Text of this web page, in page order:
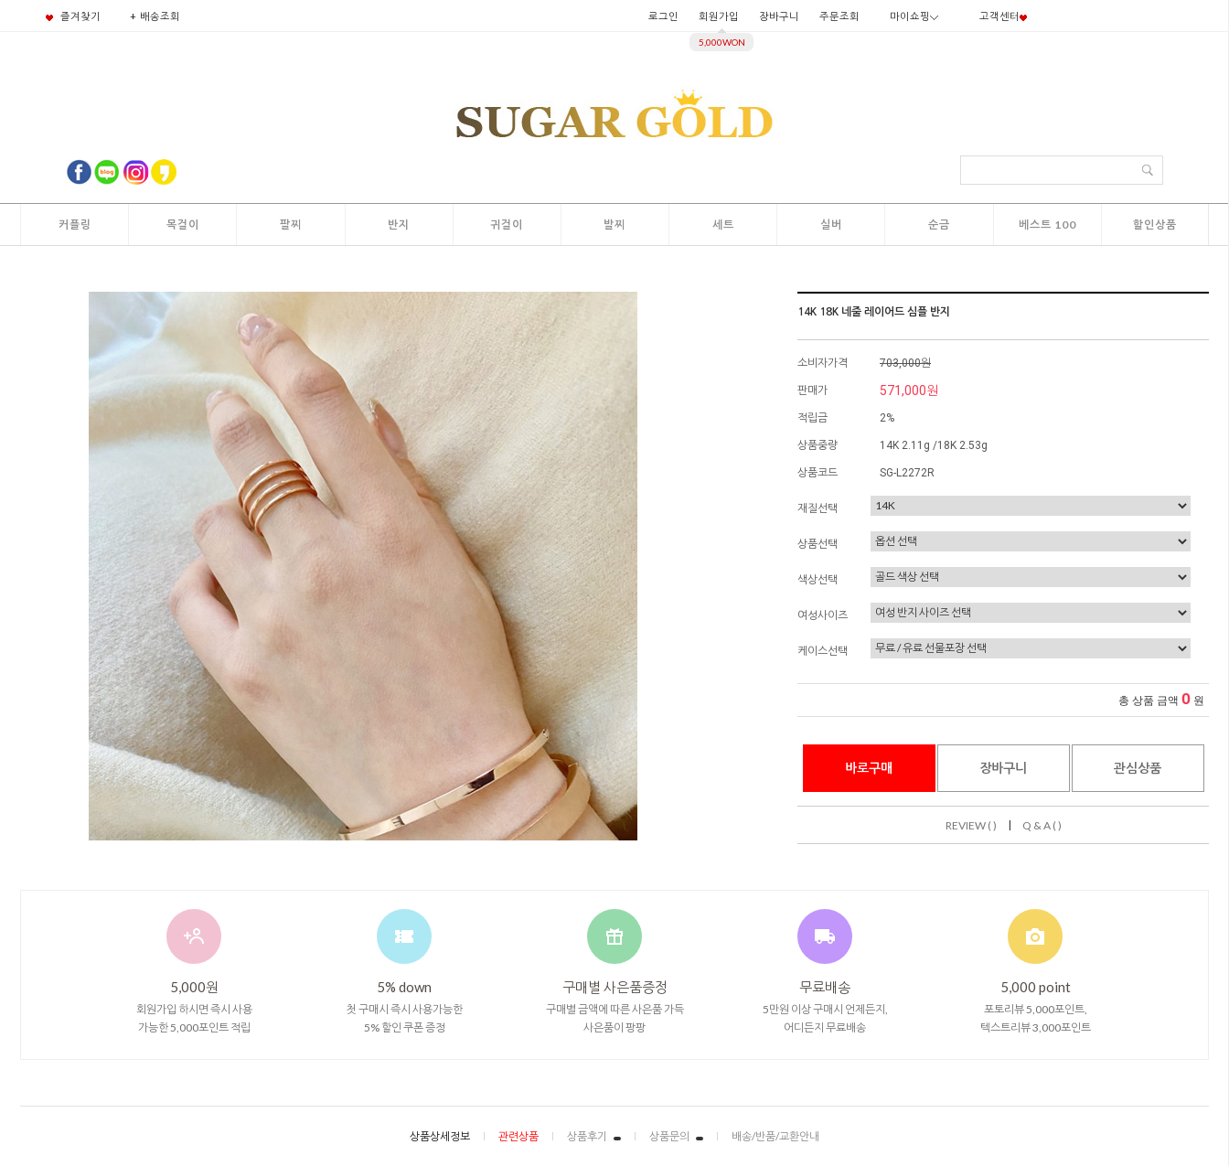
즐겨찾기 + 배송조회 로그인 회원가입
5,000WON
장바구니 주문조회 마이쇼핑 고객센터
커플링 목걸이 팔찌 반지 귀걸이 발찌 세트 실버 순금 베스트 100 할인상품
14K 18K 네줄 레이어드 심플 반지
소비자가격 703,000원
판매가 571,000원
적립금 2%
상품중량 14K 2.11g /18K 2.53g
상품코드 SG-L2272R
재질선택
상품선택
색상선택
여성사이즈
케이스선택
총 상품 금액 0 원
바로구매 장바구니 관심상품
REVIEW ( ) | Q & A ( )
5,000원
회원가입 하시면 즉시 사용
가능한 5,000포인트 적립
5% down
첫 구매시 즉시 사용가능한
5% 할인 쿠폰 증정
구매별 사은품증정
구매별 금액에 따른 사은품 가득
사은품이 팡팡
무료배송
5만원 이상 구매시 언제든지,
어디든지 무료배송
5,000 point
포토리뷰 5,000포인트,
텍스트리뷰 3,000포인트
상품상세정보 관련상품 상품후기 상품문의 배송/반품/교환안내